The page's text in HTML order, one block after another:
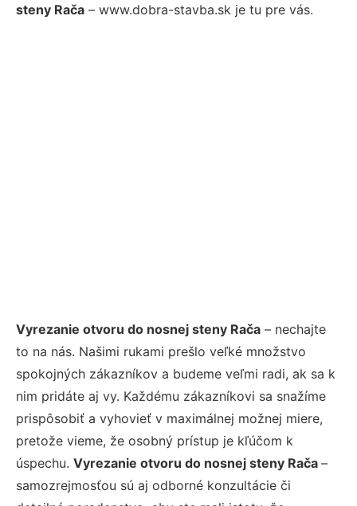
steny Rača – www.dobra-stavba.sk je tu pre vás.
Vyrezanie otvoru do nosnej steny Rača – nechajte
to na nás. Našimi rukami prešlo veľké množstvo
spokojných zákazníkov a budeme veľmi radi, ak sa k
nim pridáte aj vy. Každému zákazníkovi sa snažíme
prispôsobiť a vyhovieť v maximálnej možnej miere,
pretože vieme, že osobný prístup je kľúčom k
úspechu. Vyrezanie otvoru do nosnej steny Rača –
samozrejmosťou sú aj odborné konzultácie či